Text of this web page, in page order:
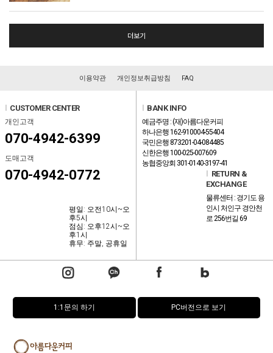
더보기
이용약관 개인정보취급방침 FAQ
CUSTOMER CENTER
개인고객
070-4942-6399
도매고객
070-4942-0772
평일: 오전10시~오
후5시
점심: 오후12시~오
후1시
휴무: 주말, 공휴일
BANK INFO
예금주명 : (재)아름다운커피
하나은행 162-910004-55404
국민은행 873201-04-084485
신한은행 100-025-007609
농협중앙회 301-0140-3197-41
RETURN &
EXCHANGE
물류센터 : 경기도 용
인시 처인구 경안천
로 256번길 69
1:1문의 하기 PC버전으로 보기